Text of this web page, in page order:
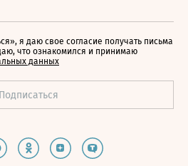
я даю свое согласие получать письма
что ознакомился и принимаю
данных